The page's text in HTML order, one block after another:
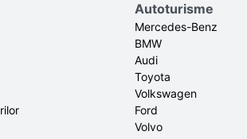
Autoturisme
Mercedes-Benz
BMW
Audi
Toyota
Volkswagen
Ford
Volvo